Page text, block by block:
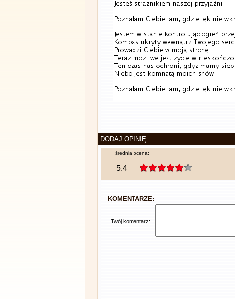
DODAJ OPINIĘ
średnia ocena:
5.4
KOMENTARZE:
Twój komentarz: